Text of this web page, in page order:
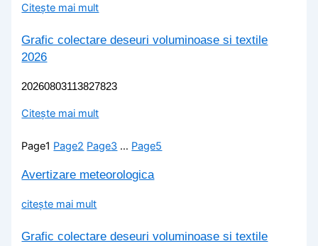
Citește mai mult
Grafic colectare deseuri voluminoase si textile
2026
20260803113827823
Citește mai mult
Page1 Page2 Page3 … Page5
Avertizare meteorologica
citește mai mult
Grafic colectare deseuri voluminoase si textile